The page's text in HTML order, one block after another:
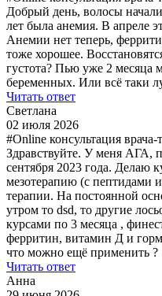
Добрый день, волосы
лет была анемия. В апреле
Анемии нет теперь,
тоже хорошее.
густота? Пью уже 2 месяца
беременных. Или всё таки
Читать ответ
Светлана
02 июля 2026
#Online консультация врача-
Здравствуйте. У меня АГА,
сентября 2023 года. Делаю
мезотерапию (с пептидами и
терапии. На постоянной
утром то dsd, то другие
курсами по 3 месяца ,
ферритин, витамин Д и
что можно ещё применить ?
Читать ответ
Анна